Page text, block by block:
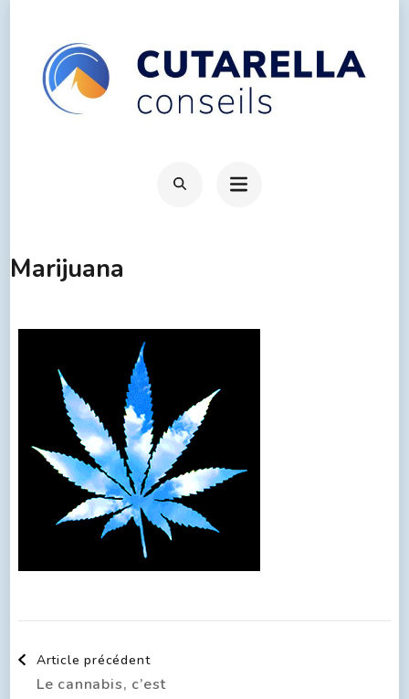
Marijuana
Article précédent
Le cannabis, c’est